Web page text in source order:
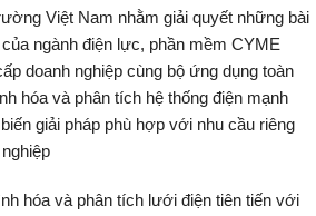
Việt Nam nhằm giải quyết những bài
ngành điện lực, phần mềm CYME
doanh nghiệp cùng bộ ứng dụng toàn
hóa và phân tích hệ thống điện mạnh
giải pháp phù hợp với nhu cầu riêng
hóa và phân tích lưới điện tiên tiến với